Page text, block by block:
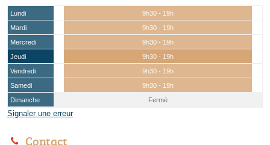
Lundi
9h30 - 19h
Mardi
9h30 - 19h
Mercredi
9h30 - 19h
Jeudi
9h30 - 19h
Vendredi
9h30 - 19h
Samedi
9h30 - 19h
Dimanche
Fermé
Signaler une erreur
Contact